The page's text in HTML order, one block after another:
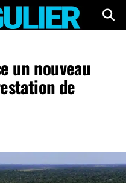
un nouveau
de